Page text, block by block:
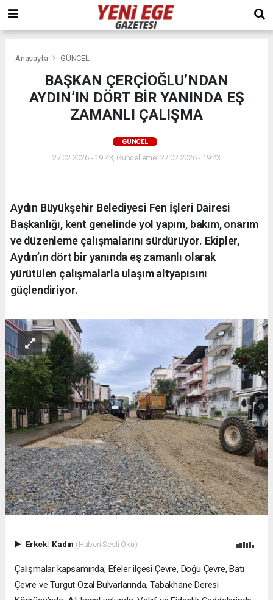
Anasayfa GÜNCEL
BAŞKAN ÇERÇİOĞLU’NDAN
AYDIN’IN DÖRT BİR YANINDA EŞ
ZAMANLI ÇALIŞMA
GÜNCEL
27.02.2026 - 19:43, Güncelleme: 27.02.2026 - 19:43
Aydın Büyükşehir Belediyesi Fen İşleri Dairesi
Başkanlığı, kent genelinde yol yapım, bakım, onarım
ve düzenleme çalışmalarını sürdürüyor. Ekipler,
Aydın’ın dört bir yanında eş zamanlı olarak
yürütülen çalışmalarla ulaşım altyapısını
güçlendiriyor.
Erkek| Kadın (Haberi Sesli Oku)
Çalışmalar kapsamında; Efeler ilçesi Çevre, Doğu Çevre, Batı
Çevre ve Turgut Özal Bulvarlarında, Tabakhane Deresi